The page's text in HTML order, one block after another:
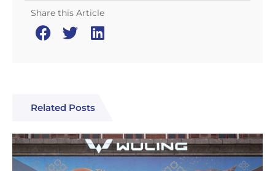
Share this Article
Related Posts